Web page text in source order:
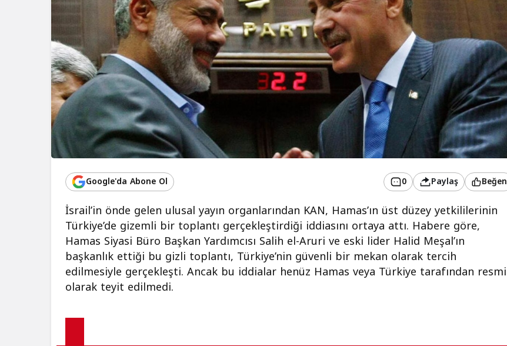
Google'da Abone Ol 0 Paylaş Beğen
İsrail’in önde gelen ulusal yayın organlarından KAN, Hamas’ın üst düzey yetkililerinin
Türkiye’de gizemli bir toplantı gerçekleştirdiği iddiasını ortaya attı. Habere göre,
Hamas Siyasi Büro Başkan Yardımcısı Salih el-Aruri ve eski lider Halid Meşal’ın
başkanlık ettiği bu gizli toplantı, Türkiye’nin güvenli bir mekan olarak tercih
edilmesiyle gerçekleşti. Ancak bu iddialar henüz Hamas veya Türkiye tarafından resmi
olarak teyit edilmedi.